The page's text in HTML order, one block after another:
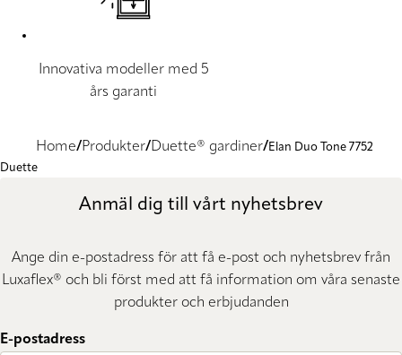
Innovativa modeller med 5
års garanti
Home Produkter Duette® gardiner
Elan Duo Tone 7752
Duette
Anmäl dig till vårt nyhetsbrev
Ange din e-postadress för att få e-post och nyhetsbrev från
Luxaflex® och bli först med att få information om våra senaste
produkter och erbjudanden
E-postadress